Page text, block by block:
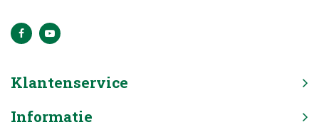
Klantenservice
Informatie